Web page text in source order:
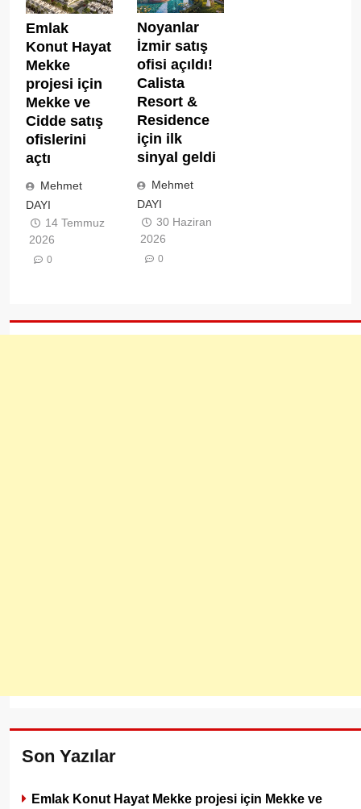
Emlak
Konut Hayat
Mekke
projesi için
Mekke ve
Cidde satış
ofislerini
açtı
Mehmet
DAYI
14 Temmuz
2026
0
Noyanlar
İzmir satış
ofisi açıldı!
Calista
Resort &
Residence
için ilk
sinyal geldi
Mehmet
DAYI
30 Haziran
2026
0
Son Yazılar
Emlak Konut Hayat Mekke projesi için Mekke ve